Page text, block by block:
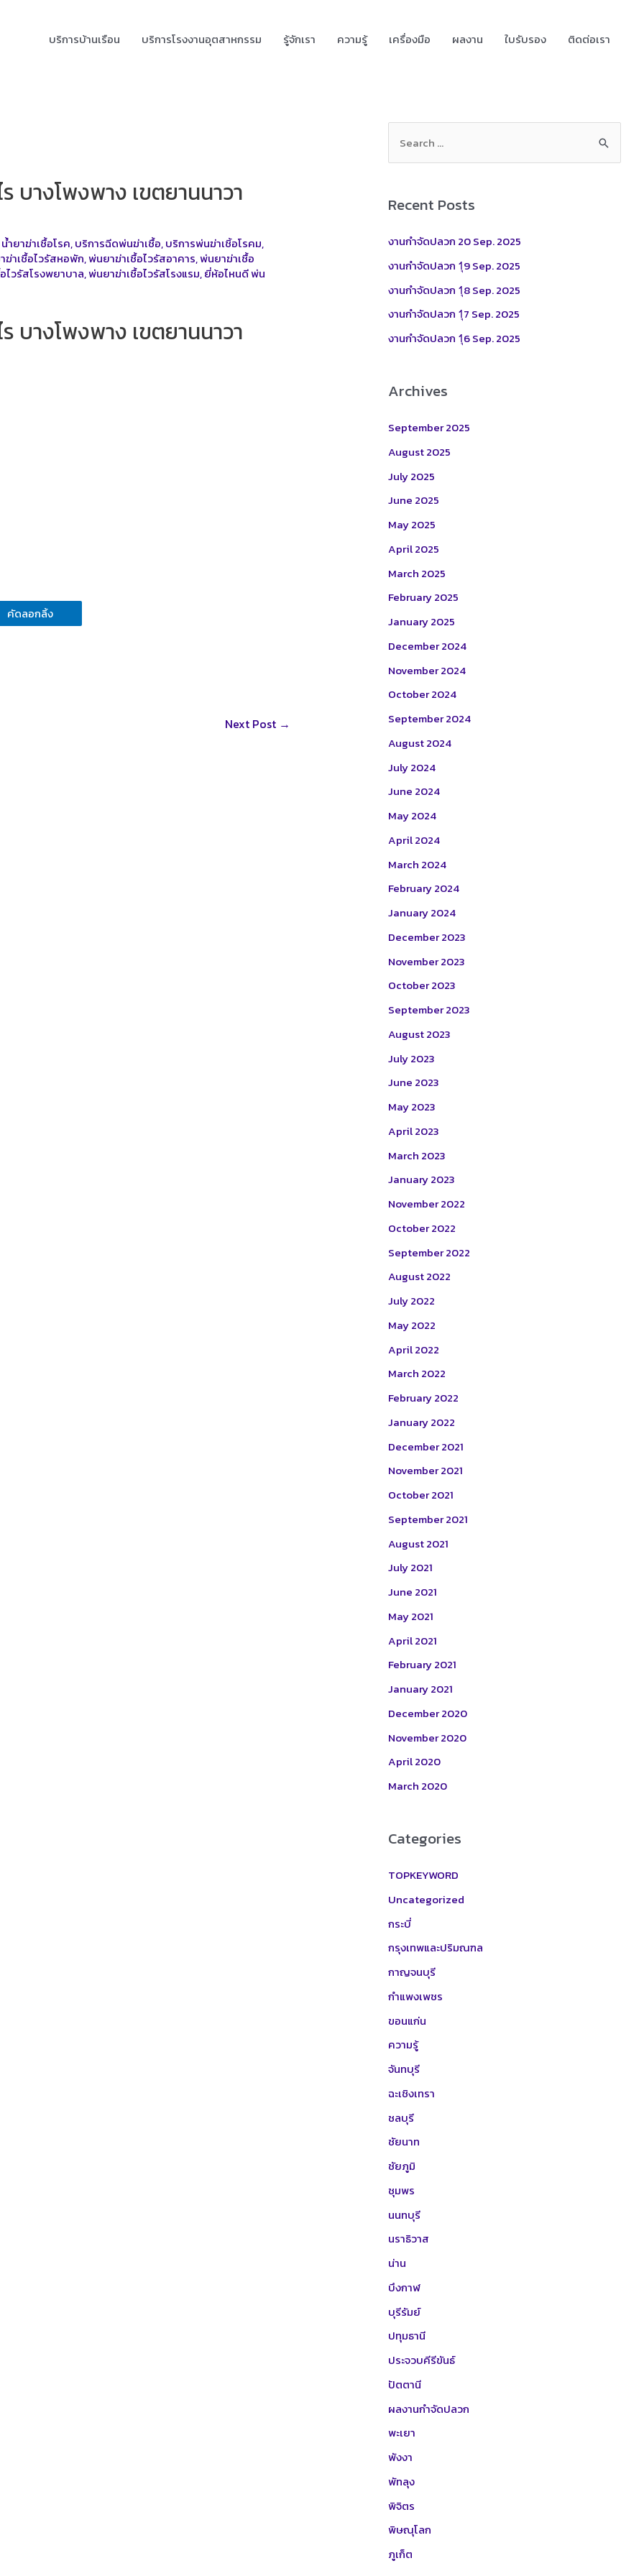
บริการบ้านเรือน บริการโรงงานอุตสาหกรรม รู้จักเรา ความรู้ เครื่องมือ ผลงาน ใบรับรอง ติดต่อเรา
บางโพงพาง เขตยานนาวา
น้ำยาฆ่าเชื้อโรค,บริการฉีดพ่นฆ่าเชื้อ,บริการพ่นฆ่าเชิ้อโรคม,
ฆ่าเชื้อไวรัสหอพัก,พ่นยาฆ่าเชื้อไวรัสอาคาร,พ่นยาฆ่าเชื้อ
ไวรัสโรงพยาบาล,พ่นยาฆ่าเชื้อไวรัสโรงแรม,ยี่ห้อไหนดี พ่น
บางโพงพาง เขตยานนาวา
คัดลอกลิ้ง
Next Post →
r
h
f
Recent Posts
งานกำจัดปลวก 20 Sep. 2025
งานกำจัดปลวก 1ุ9 Sep. 2025
งานกำจัดปลวก 1ุ8 Sep. 2025
งานกำจัดปลวก 1ุ7 Sep. 2025
งานกำจัดปลวก 1ุ6 Sep. 2025
Archives
September 2025
August 2025
July 2025
June 2025
May 2025
April 2025
March 2025
February 2025
January 2025
December 2024
November 2024
October 2024
September 2024
August 2024
July 2024
June 2024
May 2024
April 2024
March 2024
February 2024
January 2024
December 2023
November 2023
October 2023
September 2023
August 2023
July 2023
June 2023
May 2023
April 2023
March 2023
January 2023
November 2022
October 2022
September 2022
August 2022
July 2022
May 2022
April 2022
March 2022
February 2022
January 2022
December 2021
November 2021
October 2021
September 2021
August 2021
July 2021
June 2021
May 2021
April 2021
February 2021
January 2021
December 2020
November 2020
April 2020
March 2020
Categories
TOPKEYWORD
Uncategorized
กระบี่
กรุงเทพและปริมณฑล
กาญจนบุรี
กำแพงเพชร
ขอนแก่น
ความรู้
จันทบุรี
ฉะเชิงเทรา
ชลบุรี
ชัยนาท
ชัยภูมิ
ชุมพร
นนทบุรี
นราธิวาส
น่าน
บึงกาฬ
บุรีรัมย์
ปทุมธานี
ประจวบคีรีขันธ์
ปัตตานี
ผลงานกำจัดปลวก
พะเยา
พังงา
พัทลุง
พิจิตร
พิษณุโลก
ภูเก็ต